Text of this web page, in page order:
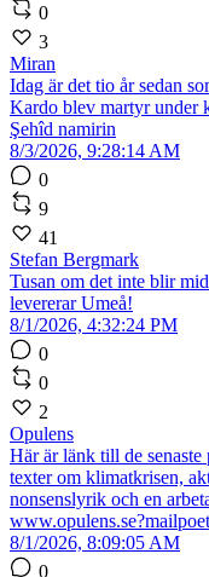
0
3
Miran
Idag är det tio år sedan
Kardo blev martyr under
Şehîd namirin
8/3/2026, 9:28:14 AM
0
9
41
Stefan Bergmark
Tusan om det inte blir
levererar Umeå!
8/1/2026, 4:32:24 PM
0
0
2
Opulens
Här är länk till de
texter om klimatkrisen,
nonsenslyrik och en
8/1/2026, 8:09:05 AM
0